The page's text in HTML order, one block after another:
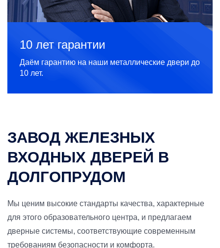
10 лет гарантии
Даём гарантию на наши металлические двери до
10 лет.
ЗАВОД ЖЕЛЕЗНЫХ
ВХОДНЫХ ДВЕРЕЙ В
ДОЛГОПРУДОМ
Мы ценим высокие стандарты качества, характерные
для этого образовательного центра, и предлагаем
дверные системы, соответствующие современным
требованиям безопасности и комфорта.